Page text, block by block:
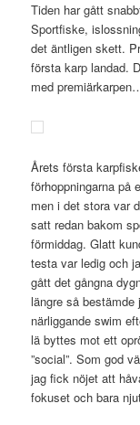
Tiden har gått
Sportfiske,
det äntligen skett.
första karp landad.
med
Årets första
förhoppningarna på
men i det stora var
satt redan bakom
förmiddag. Glatt
testa var ledig och
gått det gångna
längre så
närliggande swim
lä byttes mot ett
”social”. Som god
jag fick nöjet att
fokuset och bara